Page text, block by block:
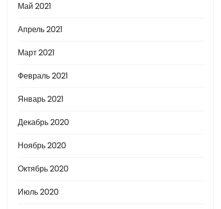
Май 2021
Апрель 2021
Март 2021
Февраль 2021
Январь 2021
Декабрь 2020
Ноябрь 2020
Октябрь 2020
Июль 2020